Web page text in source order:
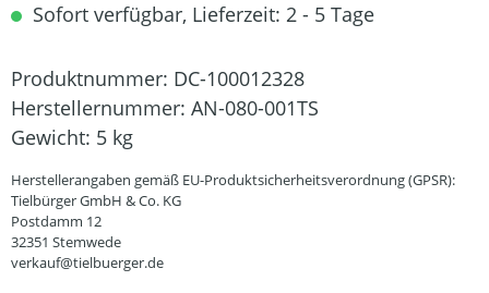
Sofort verfügbar, Lieferzeit: 2 - 5 Tage
Produktnummer: DC-100012328
Herstellernummer: AN-080-001TS
Gewicht: 5 kg
Herstellerangaben gemäß EU-Produktsicherheitsverordnung (GPSR):
Tielbürger GmbH & Co. KG
Postdamm 12
32351 Stemwede
verkauf@tielbuerger.de